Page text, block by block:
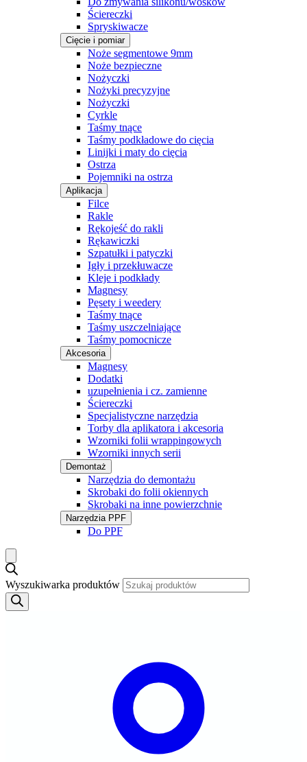
Ściereczki
Spryskiwacze
Cięcie i pomiar
Noże segmentowe 9mm
Noże bezpieczne
Nożyczki
Nożyki precyzyjne
Nożyczki
Cyrkle
Taśmy tnące
Taśmy podkładowe do cięcia
Linijki i maty do cięcia
Ostrza
Pojemniki na ostrza
Aplikacja
Filce
Rakle
Rękojeść do rakli
Rękawiczki
Szpatułki i patyczki
Igły i przekłuwacze
Kleje i podkłady
Magnesy
Pęsety i weedery
Taśmy tnące
Taśmy uszczelniające
Taśmy pomocnicze
Akcesoria
Magnesy
Dodatki
uzupełnienia i cz. zamienne
Ściereczki
Specjalistyczne narzędzia
Torby dla aplikatora i akcesoria
Wzorniki folii wrappingowych
Wzorniki innych serii
Demontaż
Narzędzia do demontażu
Skrobaki do folii okiennych
Skrobaki na inne powierzchnie
Narzędzia PPF
Do PPF
Wyszukiwarka produktów